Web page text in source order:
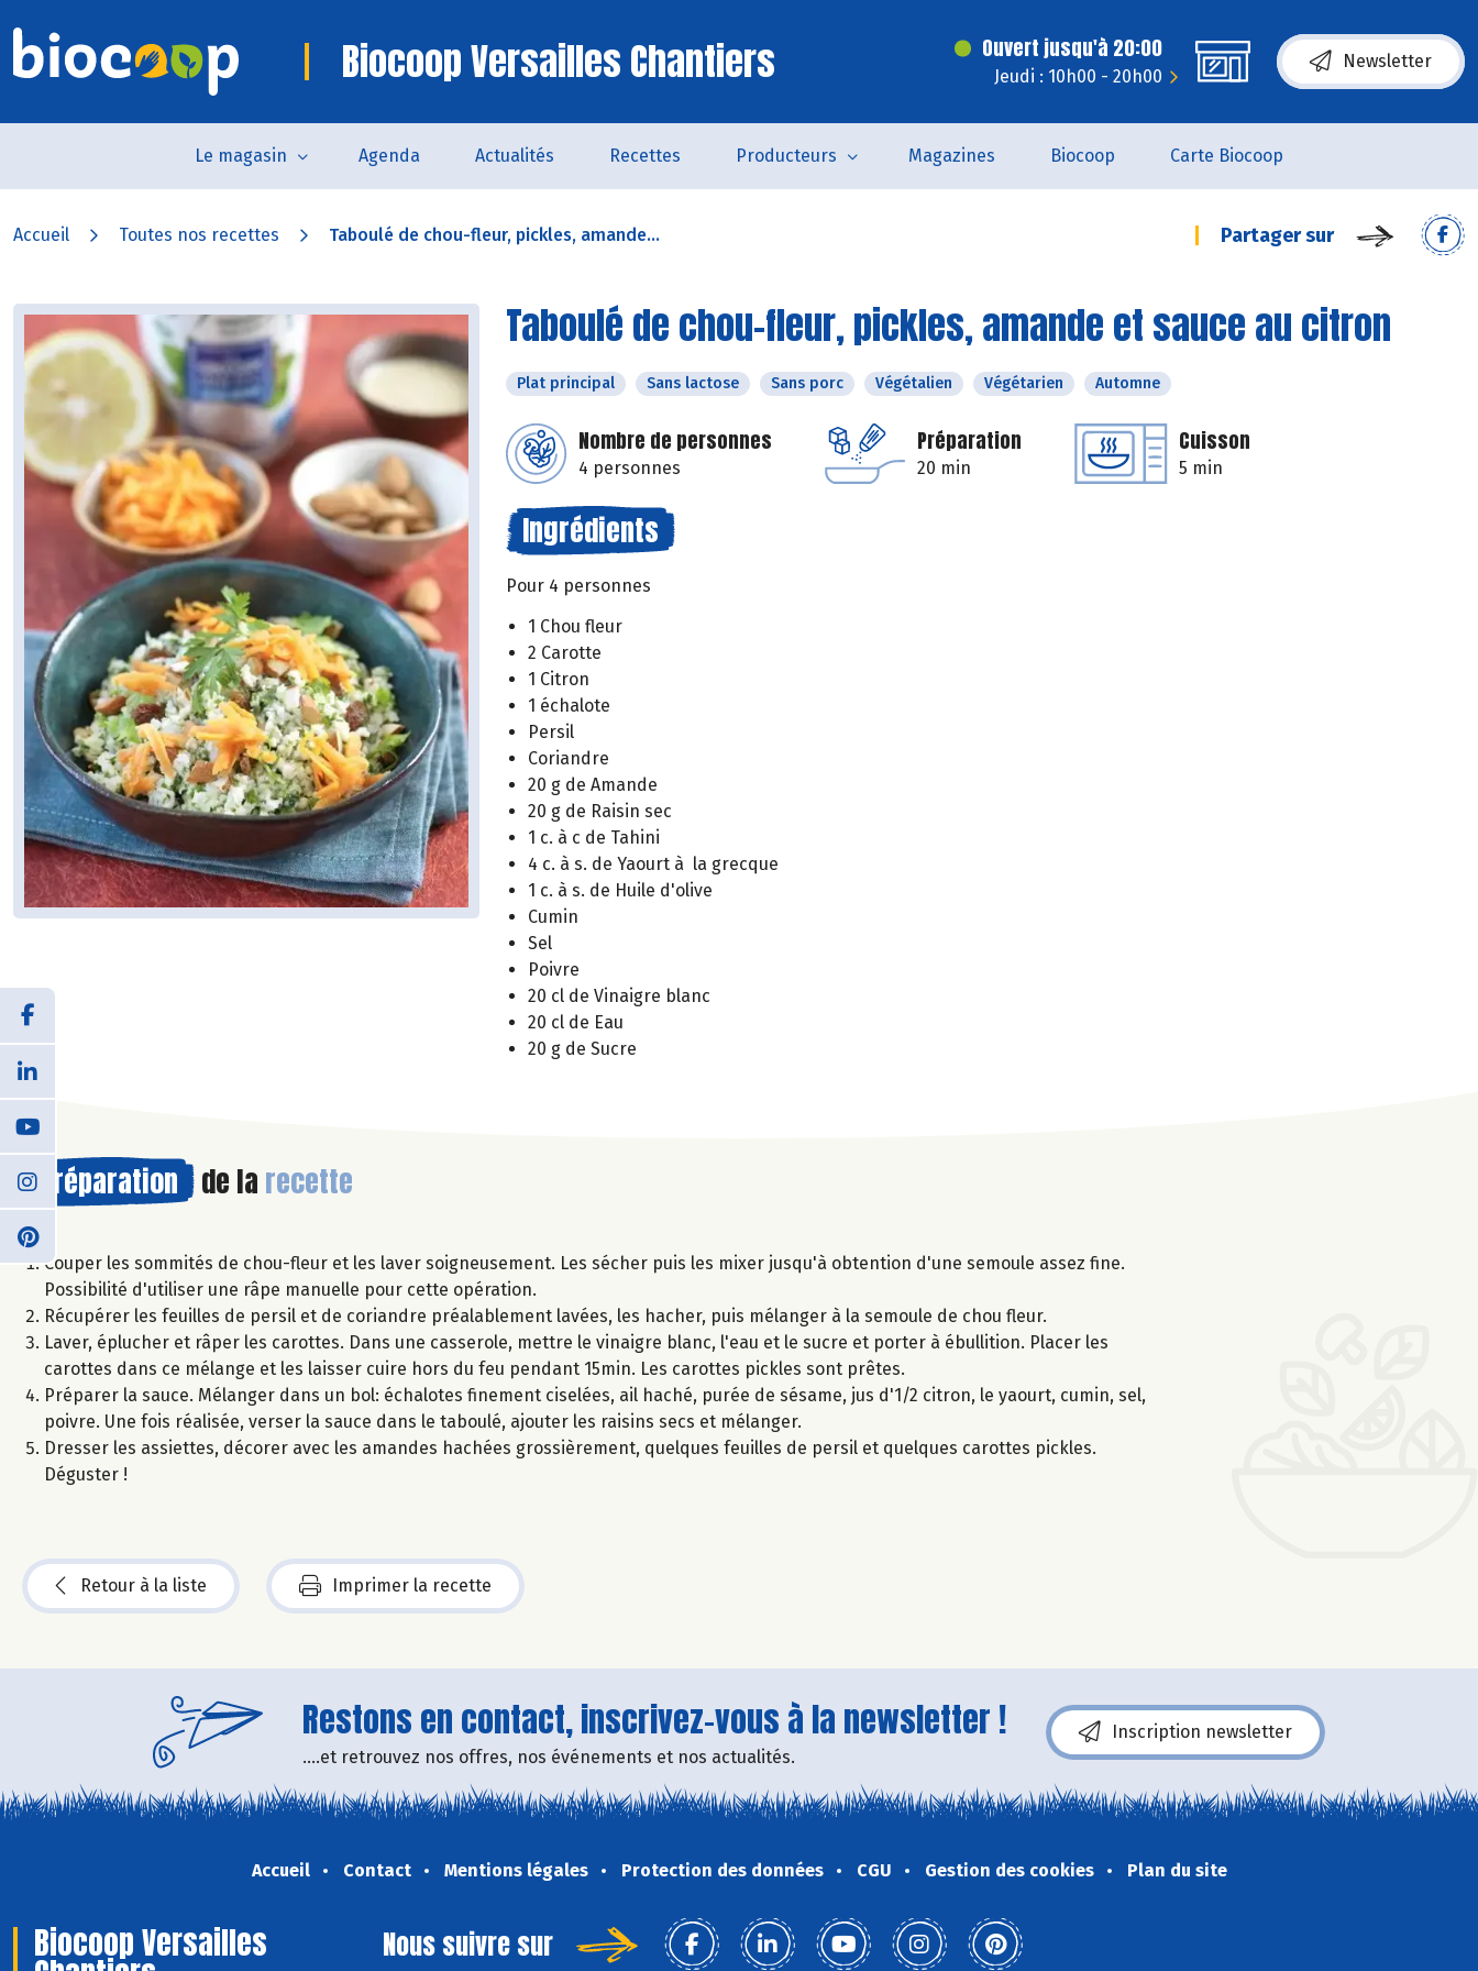
Biocoop Versailles Chantiers Ouvert jusqu'à 20:00
Jeudi : 10h00 - 20h00
Newsletter
Le magasin Agenda Actualités Recettes Producteurs Magazines Biocoop Carte Biocoop
Accueil Toutes nos recettes Taboulé de chou-fleur, pickles, amande... Partager sur
Taboulé de chou-fleur, pickles, amande et sauce au citron
Plat principal Sans lactose Sans porc Végétalien Végétarien Automne
Nombre de personnes
4 personnes
Préparation
20 min
Cuisson
5 min
Ingrédients
Pour 4 personnes
1 Chou fleur
2 Carotte
1 Citron
1 échalote
Persil
Coriandre
20 g de Amande
20 g de Raisin sec
1 c. à c de Tahini
4 c. à s. de Yaourt à la grecque
1 c. à s. de Huile d'olive
Cumin
Sel
Poivre
20 cl de Vinaigre blanc
20 cl de Eau
20 g de Sucre
Préparation de la recette
Couper les sommités de chou-fleur et les laver soigneusement. Les sécher puis les mixer jusqu'à obtention d'une semoule assez fine.
Possibilité d'utiliser une râpe manuelle pour cette opération.
Récupérer les feuilles de persil et de coriandre préalablement lavées, les hacher, puis mélanger à la semoule de chou fleur.
Laver, éplucher et râper les carottes. Dans une casserole, mettre le vinaigre blanc, l'eau et le sucre et porter à ébullition. Placer les
carottes dans ce mélange et les laisser cuire hors du feu pendant 15min. Les carottes pickles sont prêtes.
Préparer la sauce. Mélanger dans un bol: échalotes finement ciselées, ail haché, purée de sésame, jus d'1/2 citron, le yaourt, cumin, sel,
poivre. Une fois réalisée, verser la sauce dans le taboulé, ajouter les raisins secs et mélanger.
Dresser les assiettes, décorer avec les amandes hachées grossièrement, quelques feuilles de persil et quelques carottes pickles.
Déguster !
Retour à la liste Imprimer la recette
Restons en contact, inscrivez-vous à la newsletter !
....et retrouvez nos offres, nos événements et nos actualités.
Inscription newsletter
Accueil Contact Mentions légales Protection des données CGU Gestion des cookies Plan du site
Biocoop Versailles Nous suivre sur